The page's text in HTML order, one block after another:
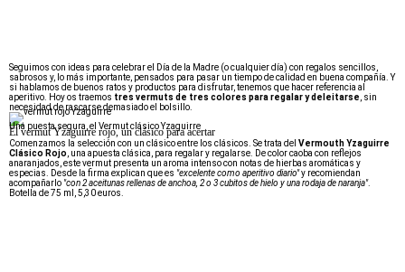
Seguimos con ideas para celebrar el Día de la Madre (o cualquier día) con regalos sencillos,
sabrosos y, lo más importante, pensados para pasar un tiempo de calidad en buena compañía. Y
si hablamos de buenos ratos y productos para disfrutar, tenemos que hacer referencia al
aperitivo. Hoy os traemos tres vermuts de tres colores para regalar y deleitarse , sin
necesidad de rascarse demasiado el bolsillo.
Una puesta segura, el Vermut clásico Yzaguirre
El vermut Yzaguirre rojo, un clásico para acertar
Comenzamos la selección con un clásico entre los clásicos. Se trata del Vermouth Yzaguirre
Clásico Rojo , una apuesta clásica, para regalar y regalarse. De color caoba con reflejos
anaranjados, este vermut presenta un aroma intenso con notas de hierbas aromáticas y
especias. Desde la firma explican que es "excelente como aperitivo diario"y recomiendan
acompañarlo "con 2 aceitunas rellenas de anchoa, 2 o 3 cubitos de hielo y una rodaja de naranja".
Botella de 75 ml, 5,30 euros.